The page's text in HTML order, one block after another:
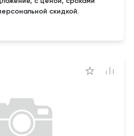
скидкой.